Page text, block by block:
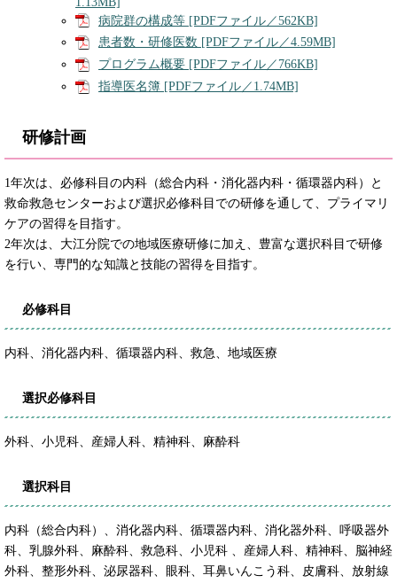
病院群の構成等 [PDFファイル／562KB]
患者数・研修医数 [PDFファイル／4.59MB]
プログラム概要 [PDFファイル／766KB]
指導医名簿 [PDFファイル／1.74MB]
研修計画
1年次は、必修科目の内科（総合内科・消化器内科・循環器内科）と
救命救急センターおよび選択必修科目での研修を通して、プライマリ
ケアの習得を目指す。
2年次は、大江分院での地域医療研修に加え、豊富な選択科目で研修
を行い、専門的な知識と技能の習得を目指す。
必修科目
内科、消化器内科、循環器内科、救急、地域医療
選択必修科目
外科、小児科、産婦人科、精神科、麻酔科
選択科目
内科（総合内科）、消化器内科、循環器内科、消化器外科、呼吸器外
科、乳腺外科、麻酔科、救急科、小児科 、産婦人科、精神科、脳神経
外科、整形外科、泌尿器科、眼科、耳鼻いんこう科、皮膚科、放射線